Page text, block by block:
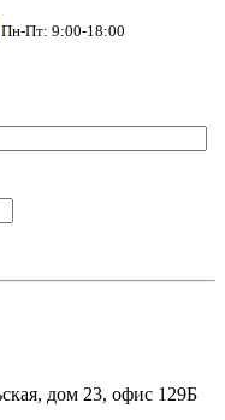
Пн-Пт: 9:00-18:00
дом 23, офис 129Б